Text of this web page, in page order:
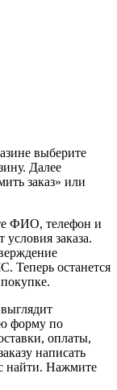
выберите
Далее
заказ» или
ФИО, телефон и
заказа.
Теперь останется
форму по
оплаты,
написать
найти. Нажмите